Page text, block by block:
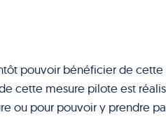
pouvoir bénéficier de cette
cette mesure pilote est
ou pour pouvoir y prendre